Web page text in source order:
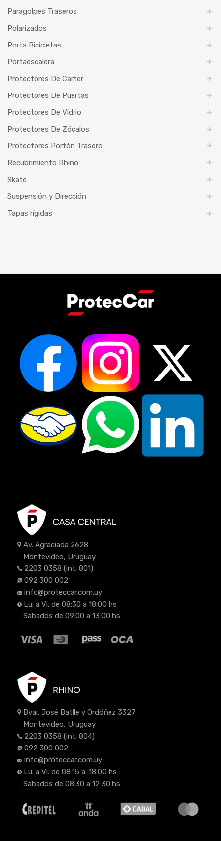
Paragolpes Traseros
Polarizados
Porta Bicicletas
Portaescalera
Protectores De Carter
Protectores De Puertas
Protectores De Vidrio
Protectores De Zócalos
Protectores Portón Trasero
Recubrimiento Rhino
Skate
Suspensión y Dirección
Tapas rígidas
Av. Agraciada 2628
Montevideo, Uruguay
2203 0358 (int. 801)
092 300 002
info@proteccar.com.uy
Lu. a Vi. de 08:30 a 18:00 hs
Sábados de 09:00 a 13:00 hs
Bvar. José Batlle y Ordóñez 3327
Montevideo, Uruguay
2203 0358 (int. 804)
092 300 002
info@proteccar.com.uy
Lu. a Vi. de 08:15 a :18:00 hs
Sábados de 08:30 a 12:30 hs